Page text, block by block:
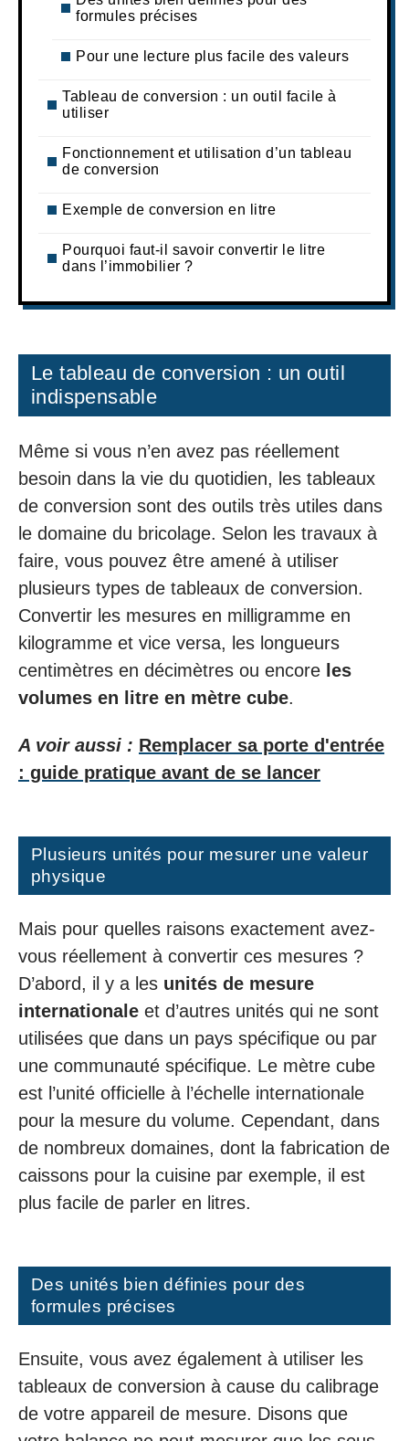
formules précises
Pour une lecture plus facile des valeurs
Tableau de conversion : un outil facile à
utiliser
Fonctionnement et utilisation d’un tableau
de conversion
Exemple de conversion en litre
Pourquoi faut-il savoir convertir le litre
dans l’immobilier ?
Le tableau de conversion : un outil
indispensable
Même si vous n’en avez pas réellement
besoin dans la vie du quotidien, les tableaux
de conversion sont des outils très utiles dans
le domaine du bricolage. Selon les travaux à
faire, vous pouvez être amené à utiliser
plusieurs types de tableaux de conversion.
Convertir les mesures en milligramme en
kilogramme et vice versa, les longueurs
centimètres en décimètres ou encore les
volumes en litre en mètre cube.
A voir aussi : Remplacer sa porte d'entrée
: guide pratique avant de se lancer
Plusieurs unités pour mesurer une valeur
physique
Mais pour quelles raisons exactement avez-
vous réellement à convertir ces mesures ?
D’abord, il y a les unités de mesure
internationale et d’autres unités qui ne sont
utilisées que dans un pays spécifique ou par
une communauté spécifique. Le mètre cube
est l’unité officielle à l’échelle internationale
pour la mesure du volume. Cependant, dans
de nombreux domaines, dont la fabrication de
caissons pour la cuisine par exemple, il est
plus facile de parler en litres.
Des unités bien définies pour des
formules précises
Ensuite, vous avez également à utiliser les
tableaux de conversion à cause du calibrage
de votre appareil de mesure. Disons que